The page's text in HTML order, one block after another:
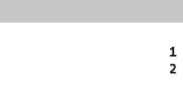
1
2